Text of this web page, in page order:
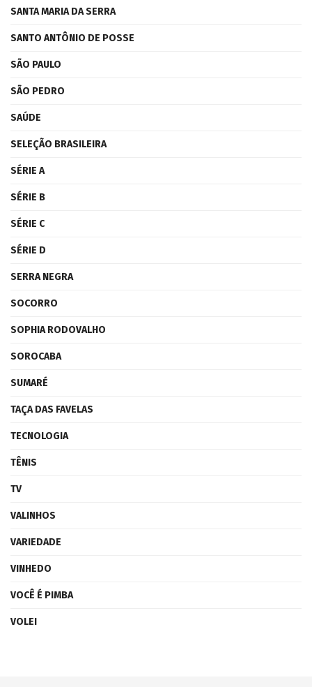
SANTA MARIA DA SERRA
SANTO ANTÔNIO DE POSSE
SÃO PAULO
SÃO PEDRO
SAÚDE
SELEÇÃO BRASILEIRA
SÉRIE A
SÉRIE B
SÉRIE C
SÉRIE D
SERRA NEGRA
SOCORRO
SOPHIA RODOVALHO
SOROCABA
SUMARÉ
TAÇA DAS FAVELAS
TECNOLOGIA
TÊNIS
TV
VALINHOS
VARIEDADE
VINHEDO
VOCÊ É PIMBA
VOLEI